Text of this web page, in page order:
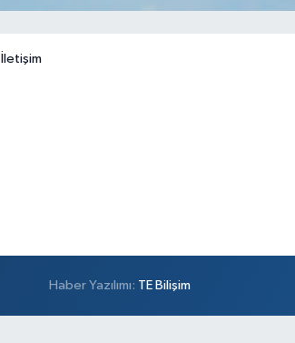
İletişim
Haber Yazılımı: TE Bilişim